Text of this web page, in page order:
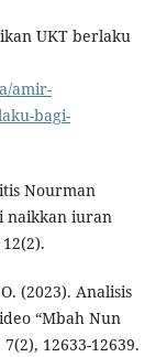
UKT berlaku
amir-
bagi-
Nourman
naikkan iuran
(2023). Analisis
“Mbah Nun
12633-12639.